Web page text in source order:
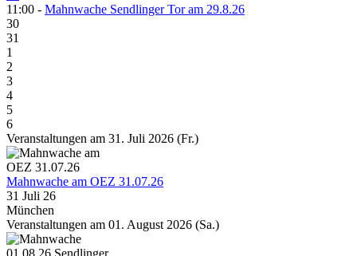
11:00 - Mahnwache Sendlinger Tor am 29.8.26
30
31
1
2
3
4
5
6
Veranstaltungen am 31. Juli 2026 (Fr.)
Mahnwache am OEZ 31.07.26
31 Juli 26
München
Veranstaltungen am 01. August 2026 (Sa.)